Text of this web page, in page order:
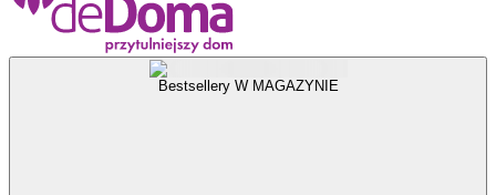
Bestsellery W MAGAZYNIE